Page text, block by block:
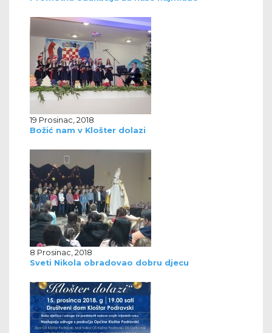
19 Prosinac, 2018
Božić nam v Klošter dolazi
8 Prosinac, 2018
Sveti Nikola obradovao dobru djecu